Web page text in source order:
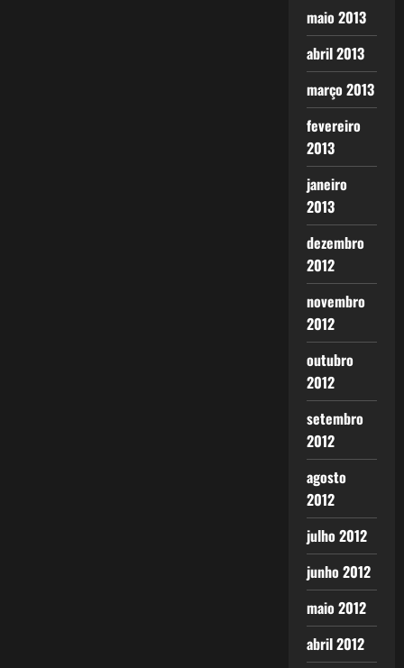
maio 2013
abril 2013
março 2013
fevereiro
2013
janeiro
2013
dezembro
2012
novembro
2012
outubro
2012
setembro
2012
agosto
2012
julho 2012
junho 2012
maio 2012
abril 2012